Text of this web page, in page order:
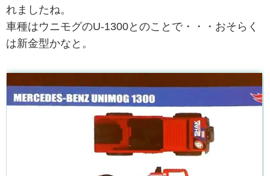
れましたね。
車種はウニモグのU-1300とのことで・・・おそらく
は新金型かなと。